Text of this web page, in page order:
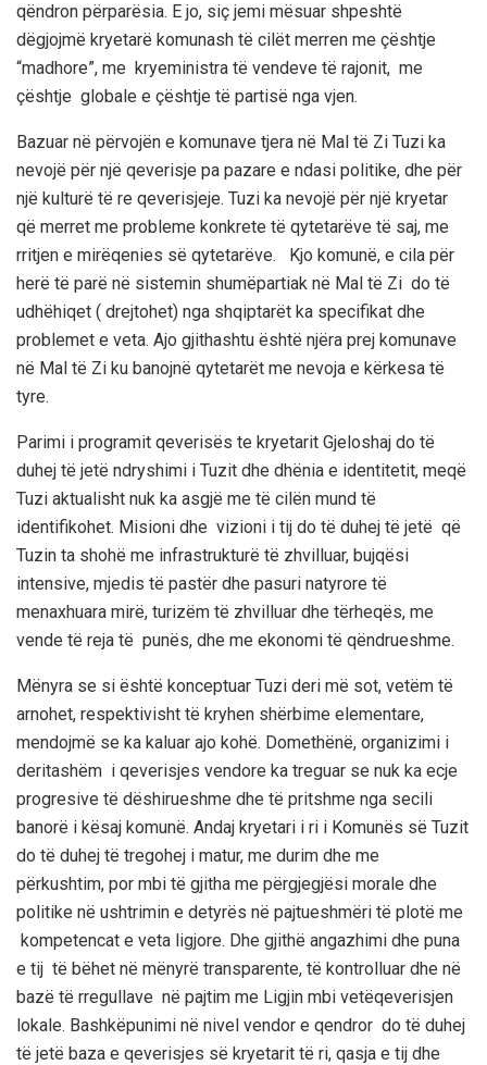
qëndron përparësia. E jo, siç jemi mësuar shpeshtë
dëgjojmë kryetarë komunash të cilët merren me çështje
“madhore”, me kryeministra të vendeve të rajonit, me
çështje globale e çështje të partisë nga vjen.
Bazuar në përvojën e komunave tjera në Mal të Zi Tuzi ka
nevojë për një qeverisje pa pazare e ndasi politike, dhe për
një kulturë të re qeverisjeje. Tuzi ka nevojë për një kryetar
që merret me probleme konkrete të qytetarëve të saj, me
rritjen e mirëqenies së qytetarëve. Kjo komunë, e cila për
herë të parë në sistemin shumëpartiak në Mal të Zi do të
udhëhiqet ( drejtohet) nga shqiptarët ka specifikat dhe
problemet e veta. Ajo gjithashtu është njëra prej komunave
në Mal të Zi ku banojnë qytetarët me nevoja e kërkesa të
tyre.
Parimi i programit qeverisës te kryetarit Gjeloshaj do të
duhej të jetë ndryshimi i Tuzit dhe dhënia e identitetit, meqë
Tuzi aktualisht nuk ka asgjë me të cilën mund të
identifikohet. Misioni dhe vizioni i tij do të duhej të jetë që
Tuzin ta shohë me infrastrukturë të zhvilluar, bujqësi
intensive, mjedis të pastër dhe pasuri natyrore të
menaxhuara mirë, turizëm të zhvilluar dhe tërheqës, me
vende të reja të punës, dhe me ekonomi të qëndrueshme.
Mënyra se si është konceptuar Tuzi deri më sot, vetëm të
arnohet, respektivisht të kryhen shërbime elementare,
mendojmë se ka kaluar ajo kohë. Domethënë, organizimi i
deritashëm i qeverisjes vendore ka treguar se nuk ka ecje
progresive të dëshirueshme dhe të pritshme nga secili
banorë i kësaj komunë. Andaj kryetari i ri i Komunës së Tuzit
do të duhej të tregohej i matur, me durim dhe me
përkushtim, por mbi të gjitha me përgjegjësi morale dhe
politike në ushtrimin e detyrës në pajtueshmëri të plotë me
kompetencat e veta ligjore. Dhe gjithë angazhimi dhe puna
e tij të bëhet në mënyrë transparente, të kontrolluar dhe në
bazë të rregullave në pajtim me Ligjin mbi vetëqeverisjen
lokale. Bashkëpunimi në nivel vendor e qendror do të duhej
të jetë baza e qeverisjes së kryetarit të ri, qasja e tij dhe